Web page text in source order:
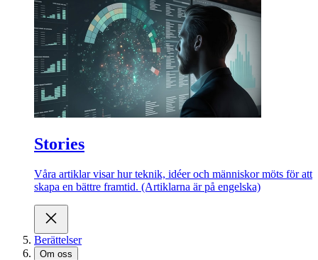
Stories
Våra artiklar visar hur teknik, idéer och människor möts för att
skapa en bättre framtid. (Artiklarna är på engelska)
Berättelser
Om oss